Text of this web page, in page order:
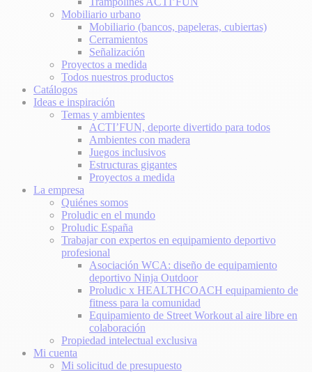
Mobiliario urbano
Mobiliario (bancos, papeleras, cubiertas)
Cerramientos
Señalización
Proyectos a medida
Todos nuestros productos
Catálogos
Ideas e inspiración
Temas y ambientes
ACTI’FUN, deporte divertido para todos
Ambientes con madera
Juegos inclusivos
Estructuras gigantes
Proyectos a medida
La empresa
Quiénes somos
Proludic en el mundo
Proludic España
Trabajar con expertos en equipamiento deportivo
profesional
Asociación WCA: diseño de equipamiento
deportivo Ninja Outdoor
Proludic x HEALTHCOACH equipamiento de
fitness para la comunidad
Equipamiento de Street Workout al aire libre en
colaboración
Propiedad intelectual exclusiva
Mi cuenta
Mi solicitud de presupuesto